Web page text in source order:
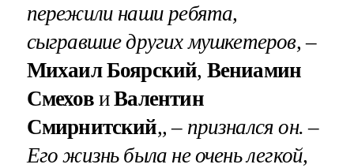
пережили наши ребята,
сыгравшие других мушкетеров, –
Михаил Боярский, Вениамин
СмеховиВалентин
Смирнитский,, – признался он. –
Его жизнь была не очень легкой,